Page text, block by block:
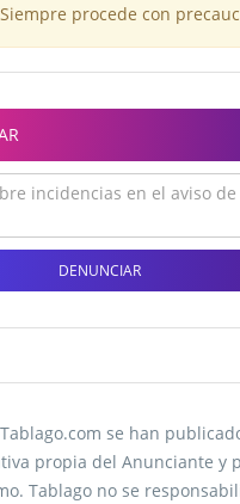
procede con
DENUNCIAR
se han
propia del Anunciante y
Tablago no se